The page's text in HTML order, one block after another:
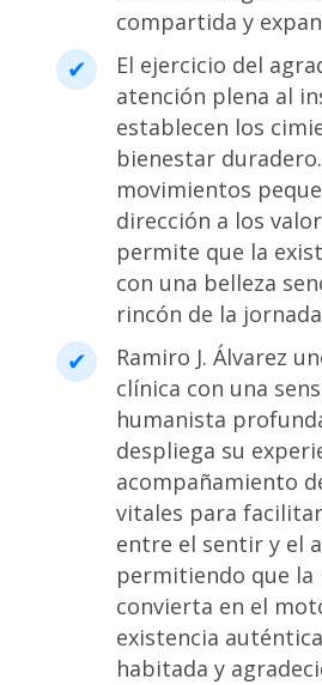
compartida y
El ejercicio del
atención plena al
establecen los
bienestar
movimientos
dirección a los
permite que la
con una belleza
rincón de la
Ramiro J. Álvarez
clínica con una
humanista
despliega su
acompañamiento
vitales para
entre el sentir y el
permitiendo que la
convierta en el
existencia
habitada y